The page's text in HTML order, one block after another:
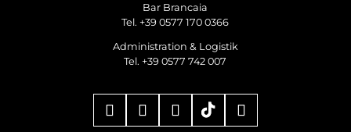
Bar Brancaia
Tel. +39 0577 170 0366
Administration & Logistik
Tel. +39 0577 742 007